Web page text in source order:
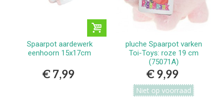
Spaarpot aardewerk
eenhoorn 15x17cm
€ 7,99
pluche Spaarpot varken
Toi-Toys: roze 19 cm
(75071A)
€ 9,99
Niet op voorraad